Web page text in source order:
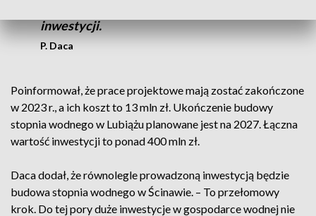
inwestycji.
P. Daca
Poinformował, że prace projektowe mają zostać zakończone
w 2023 r., a ich koszt to 13 mln zł. Ukończenie budowy
stopnia wodnego w Lubiążu planowane jest na 2027. Łączna
wartość inwestycji to ponad 400 mln zł.
Daca dodał, że równolegle prowadzoną inwestycją będzie
budowa stopnia wodnego w Ścinawie. – To przełomowy
krok. Do tej pory duże inwestycje w gospodarce wodnej nie